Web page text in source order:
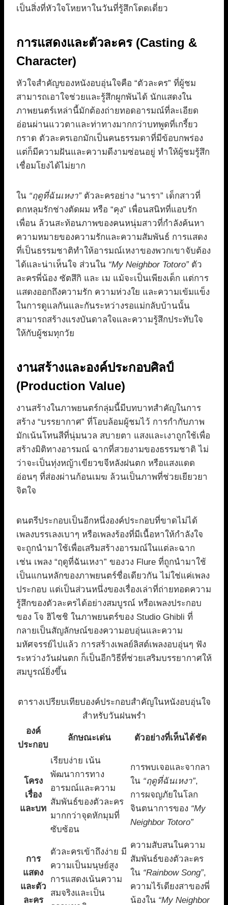
เป็นสิ่งที่หัวใจโหยหาในวันที่รู้สึกโดดเดี่ยว
การแสดงและตัวละคร (Casting &
Character)
หัวใจสำคัญของหนังอบอุ่นใจคือ “ตัวละคร” ที่ผู้ชม
สามารถเอาใจช่วยและรู้สึกผูกพันได้ นักแสดงใน
ภาพยนตร์เหล่านี้มักต้องถ่ายทอดอารมณ์ที่ละเอียด
อ่อนผ่านแววตาและท่าทางมากกว่าบทพูดที่เกรี้ยว
กราด ตัวละครเอกมักเป็นคนธรรมดาที่มีข้อบกพร่อง
แต่ก็มีความฝันและความดีงามซ่อนอยู่ ทำให้ผู้ชมรู้สึก
เชื่อมโยงได้ไม่ยาก
ใน “ฤดูที่ฉันเหงา”ตัวละครอย่าง “นารา” เด็กสาวที่
ตกหลุมรักช่างตัดผม หรือ “คุง” เพื่อนสนิทที่แอบรัก
เพื่อน ล้วนสะท้อนภาพของคนหนุ่มสาวที่กำลังค้นหา
ความหมายของความรักและความสัมพันธ์ การแสดง
ที่เป็นธรรมชาติทำให้อารมณ์เหงาของพวกเขาจับต้อง
ได้และน่าเห็นใจ ส่วนใน “My Neighbor Totoro”ตัว
ละครพี่น้อง ซัตสึกิ และ เม แม้จะเป็นเพียงเด็ก แต่การ
แสดงออกถึงความรัก ความห่วงใย และความเข้มแข็ง
ในการดูแลกันและกันระหว่างรอแม่กลับบ้านนั้น
สามารถสร้างแรงบันดาลใจและความรู้สึกประทับใจ
ให้กับผู้ชมทุกวัย
งานสร้างและองค์ประกอบศิลป์
(Production Value)
งานสร้างในภาพยนตร์กลุ่มนี้มีบทบาทสำคัญในการ
สร้าง “บรรยากาศ” ที่โอบล้อมผู้ชมไว้ การกำกับภาพ
มักเน้นโทนสีที่นุ่มนวล สบายตา แสงและเงาถูกใช้เพื่อ
สร้างมิติทางอารมณ์ ฉากที่สวยงามของธรรมชาติ ไม่
ว่าจะเป็นทุ่งหญ้าเขียวขจีหลังฝนตก หรือแสงแดด
อ่อนๆ ที่ส่องผ่านก้อนเมฆ ล้วนเป็นภาพที่ช่วยเยียวยา
จิตใจ
ดนตรีประกอบเป็นอีกหนึ่งองค์ประกอบที่ขาดไม่ได้
เพลงบรรเลงเบาๆ หรือเพลงร้องที่มีเนื้อหาให้กำลังใจ
จะถูกนำมาใช้เพื่อเสริมสร้างอารมณ์ในแต่ละฉาก
เช่น เพลง “ฤดูที่ฉันเหงา” ของวง Flure ที่ถูกนำมาใช้
เป็นแกนหลักของภาพยนตร์ชื่อเดียวกัน ไม่ใช่แค่เพลง
ประกอบ แต่เป็นส่วนหนึ่งของเรื่องเล่าที่ถ่ายทอดความ
รู้สึกของตัวละครได้อย่างสมบูรณ์ หรือเพลงประกอบ
ของ โจ ฮิไซชิ ในภาพยนตร์ของ Studio Ghibli ที่
กลายเป็นสัญลักษณ์ของความอบอุ่นและความ
มหัศจรรย์ไปแล้ว การสร้างเพลย์ลิสต์เพลงอบอุ่นๆ ฟัง
ระหว่างวันฝนตก ก็เป็นอีกวิธีที่ช่วยเสริมบรรยากาศให้
สมบูรณ์ยิ่งขึ้น
ตารางเปรียบเทียบองค์ประกอบสำคัญในหนังอบอุ่นใจ
สำหรับวันฝนพรำ
องค์
ประกอบ
ลักษณะเด่น ตัวอย่างที่เห็นได้ชัด
โครง
เรื่อง
และบท
เรียบง่าย เน้น
พัฒนาการทาง
อารมณ์และความ
สัมพันธ์ของตัวละคร
มากกว่าจุดหักมุมที่
ซับซ้อน
การพบเจอและจากลา
ใน “ฤดูที่ฉันเหงา”,
การผจญภัยในโลก
จินตนาการของ “My
Neighbor Totoro”
การ
แสดง
และตัว
ละคร
ตัวละครเข้าถึงง่าย มี
ความเป็นมนุษย์สูง
การแสดงเน้นความ
สมจริงและเป็น
ความสับสนในความ
สัมพันธ์ของตัวละคร
ใน “Rainbow Song”,
ความไร้เดียงสาของพี่
น้องใน “My Neighbor